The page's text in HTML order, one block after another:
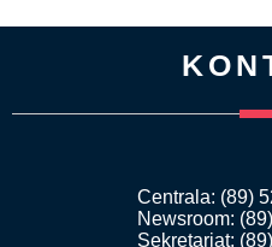
Centrala: (89)
Newsroom:
Sekretariat: